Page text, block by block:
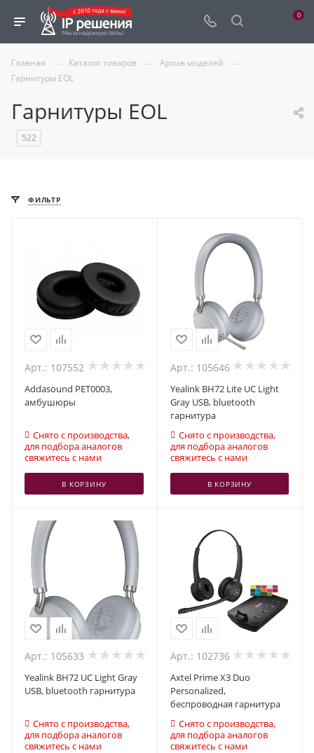
0
Главная — Каталог товаров — Архив моделей —
Гарнитуры EOL
Гарнитуры EOL
522
ФИЛЬТР
Арт.: 107552
Addasound PET0003,
амбушюры
Снято с производства,
для подбора аналогов
свяжитесь с нами
В КОРЗИНУ
Арт.: 105646
Yealink BH72 Lite UC Light
Gray USB, bluetooth
гарнитура
Снято с производства,
для подбора аналогов
свяжитесь с нами
В КОРЗИНУ
Арт.: 105633
Yealink BH72 UC Light Gray
USB, bluetooth гарнитура
Снято с производства,
для подбора аналогов
свяжитесь с нами
Арт.: 102736
Axtel Prime X3 Duo
Personalized,
беспроводная гарнитура
Снято с производства,
для подбора аналогов
свяжитесь с нами